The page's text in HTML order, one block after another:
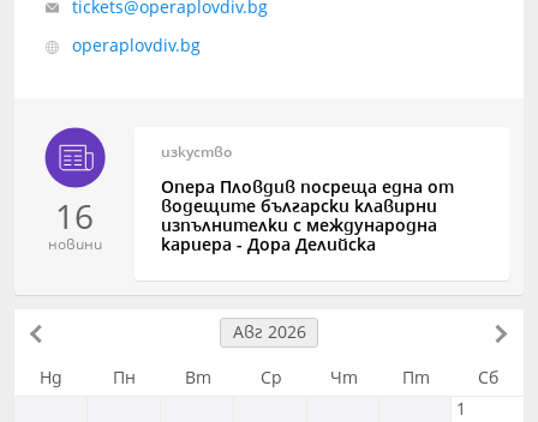
tickets@operaplovdiv.bg
operaplovdiv.bg
16
новини
изкуство
Опера Пловдив посреща една от
водещите български клавирни
изпълнителки с международна
кариера - Дора Делийска
Авг 2026
Нд
Пн Вт Ср Чт Пт
Сб
1